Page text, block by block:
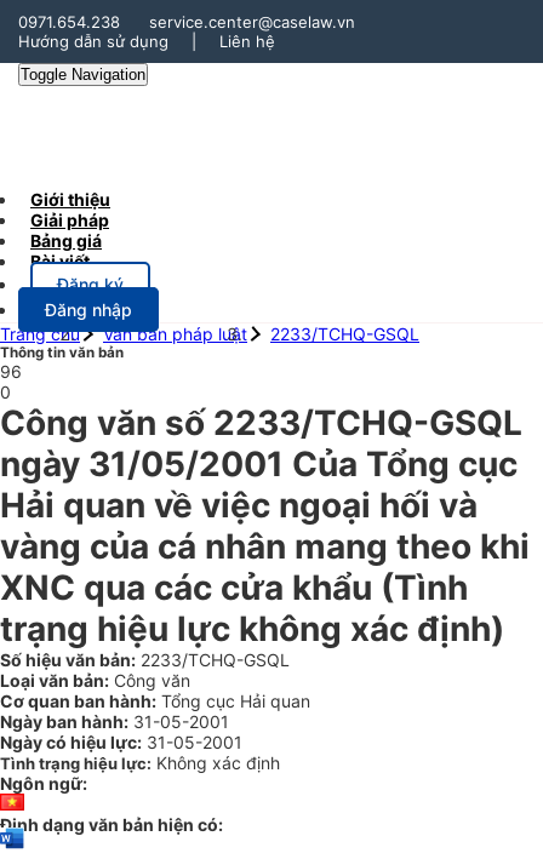
0971.654.238
service.center@caselaw.vn
Hướng dẫn sử dụng
Liên hệ
Toggle Navigation
Giới thiệu
Giải pháp
Bảng giá
Bài viết
Đăng ký
Đăng nhập
Trang chủ
Văn bản pháp luật 2233/TCHQ-GSQL
Thông tin văn bản
96
0
Công văn số 2233/TCHQ-GSQL
ngày 31/05/2001 Của Tổng cục
Hải quan về việc ngoại hối và
vàng của cá nhân mang theo khi
XNC qua các cửa khẩu (Tình
trạng hiệu lực không xác định)
Số hiệu văn bản: 2233/TCHQ-GSQL
Loại văn bản: Công văn
Cơ quan ban hành: Tổng cục Hải quan
Ngày ban hành: 31-05-2001
Ngày có hiệu lực: 31-05-2001
Tình trạng hiệu lực: Không xác định
Ngôn ngữ:
Định dạng văn bản hiện có: